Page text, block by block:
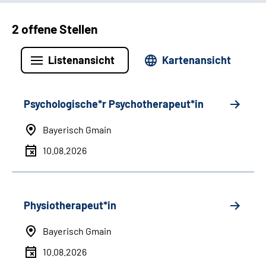
2 offene Stellen
Listenansicht Kartenansicht
Psychologische*r Psychotherapeut*in
Bayerisch Gmain
10.08.2026
Physiotherapeut*in
Bayerisch Gmain
10.08.2026